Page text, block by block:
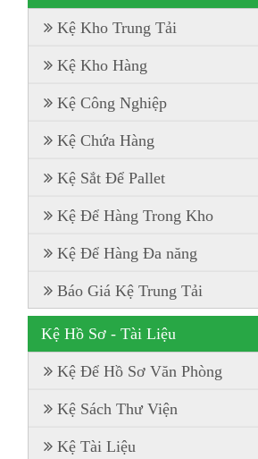
Kệ Kho Trung Tải
Kệ Kho Hàng
Kệ Công Nghiệp
Kệ Chứa Hàng
Kệ Sắt Để Pallet
Kệ Để Hàng Trong Kho
Kệ Để Hàng Đa năng
Báo Giá Kệ Trung Tải
Kệ Hồ Sơ - Tài Liệu
Kệ Để Hồ Sơ Văn Phòng
Kệ Sách Thư Viện
Kệ Tài Liệu